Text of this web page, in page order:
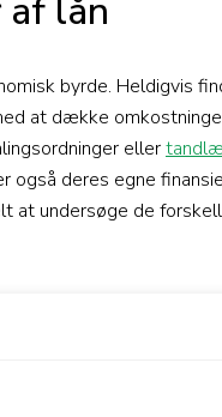
af lån
byrde. Heldigvis
at dække
eller
deres egne
undersøge de